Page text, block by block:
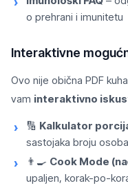
o prehrani i imunitetu
Interaktivne
Ovo nije obična PDF
vam interaktivno
🔢 Kalkulator
sastojaka broju osoba
👨‍🍳 Cook Mode
upaljen, korak-po-